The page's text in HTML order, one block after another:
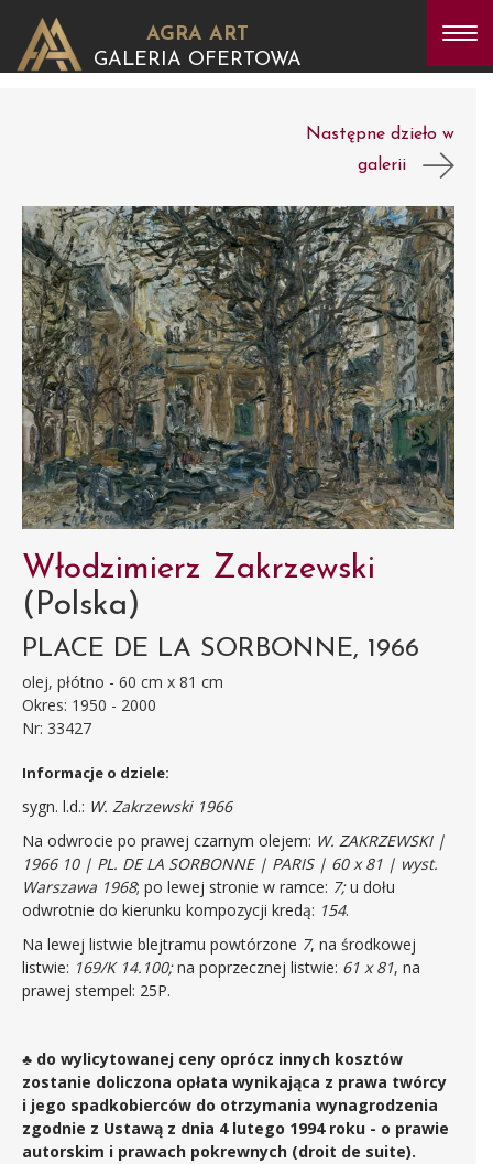
AGRA ART
GALERIA OFERTOWA
Następne dzieło w
galerii
Włodzimierz Zakrzewski
(Polska)
PLACE DE LA SORBONNE, 1966
olej, płótno - 60 cm x 81 cm
Okres: 1950 - 2000
Nr: 33427
Informacje o dziele:
sygn. l.d.: W. Zakrzewski 1966
Na odwrocie po prawej czarnym olejem: W. ZAKRZEWSKI |
1966 10 | PL. DE LA SORBONNE | PARIS | 60 x 81 | wyst.
Warszawa 1968; po lewej stronie w ramce: 7;u dołu
odwrotnie do kierunku kompozycji kredą: 154.
Na lewej listwie blejtramu powtórzone 7, na środkowej
listwie: 169/K 14.100;na poprzecznej listwie: 61 x 81, na
prawej stempel: 25P.
♣ do wylicytowanej ceny oprócz innych kosztów
zostanie doliczona opłata wynikająca z prawa twórcy
i jego spadkobierców do otrzymania wynagrodzenia
zgodnie z Ustawą z dnia 4 lutego 1994 roku - o prawie
autorskim i prawach pokrewnych (droit de suite).